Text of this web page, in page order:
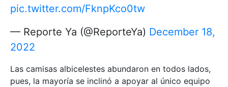
pic.twitter.com/FknpKco0tw
— Reporte Ya (@ReporteYa) December 18,
2022
Las camisas albicelestes abundaron en todos lados,
pues, la mayoría se inclinó a apoyar al único equipo